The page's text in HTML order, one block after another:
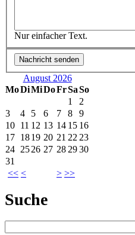
Nur einfacher Text.
August 2026
MoDiMiDoFrSaSo
<< < > >>
1
2
3
4 5 6 7 8
9
10 11 12 13 14 15 16
17 1819 20 21 22 23
24 2526 27 28 2930
31
Suche